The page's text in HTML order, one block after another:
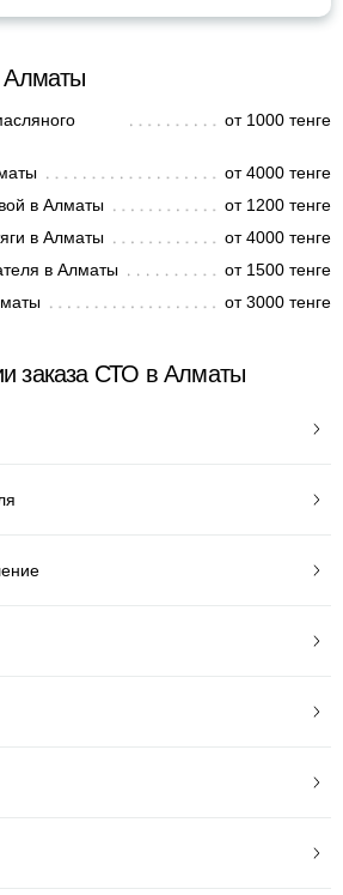
Алматы
от 1000 тенге
от 4000 тенге
в Алматы
от 1200 тенге
в Алматы
от 4000 тенге
в Алматы
от 1500 тенге
от 3000 тенге
заказа СТО в Алматы